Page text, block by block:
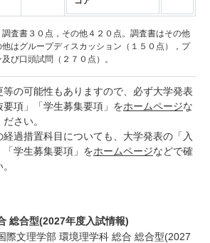
査書３０点，その他４２０点。調査書はその他
はグループディスカッション（１５０点），プ
び口頭試問（２７０点）。
の可能性もありますので、必ず大学発表
項」「学生募集要項」をホームページな
さい。
過措置科目についても、大学発表の「入
学生募集要項」をホームページなどで確
総合型(2027年度入試情報)
際文理学部 環境理学科 総合 総合型(2027